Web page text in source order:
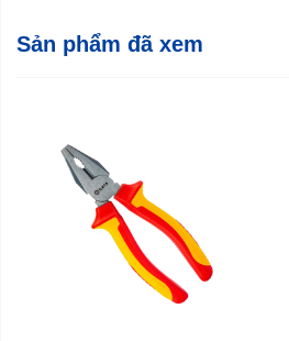
Sản phẩm đã xem